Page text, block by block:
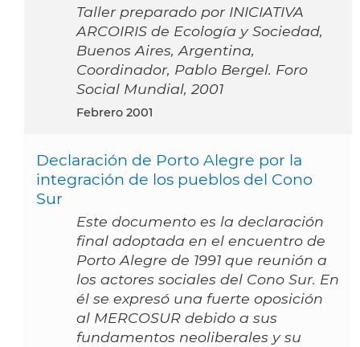
Taller preparado por INICIATIVA
ARCOIRIS de Ecología y Sociedad,
Buenos Aires, Argentina,
Coordinador, Pablo Bergel. Foro
Social Mundial, 2001
febrero 2001
Declaración de Porto Alegre por la
integración de los pueblos del Cono
Sur
Este documento es la declaración
final adoptada en el encuentro de
Porto Alegre de 1991 que reunión a
los actores sociales del Cono Sur. En
él se expresó una fuerte oposición
al MERCOSUR debido a sus
fundamentos neoliberales y su